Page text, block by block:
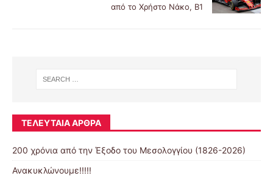
από το Χρήστο Νάκο, Β1
ΤΕΛΕΥΤΑΊΑ ΆΡΘΡΑ
200 χρόνια από την Έξοδο του Μεσολογγίου (1826-2026)
Ανακυκλώνουμε!!!!!